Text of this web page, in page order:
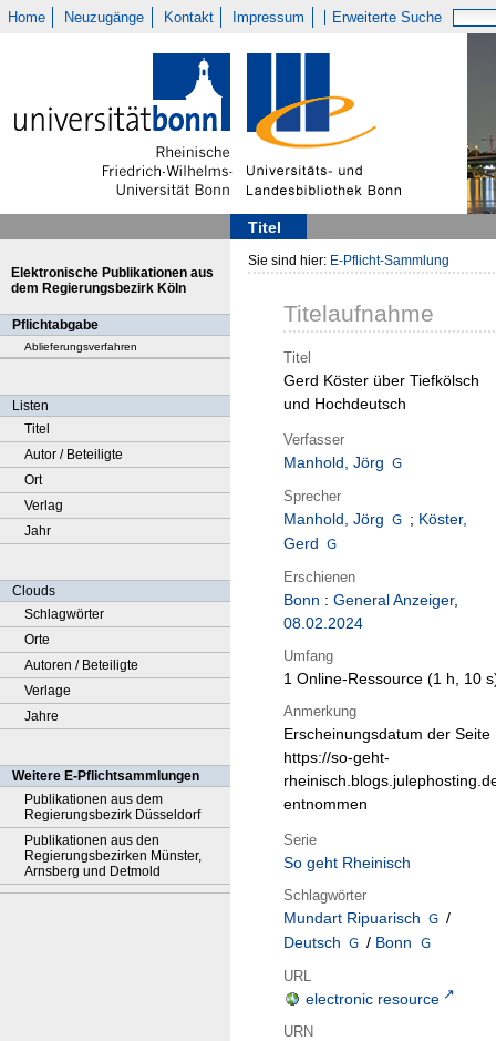
Home Neuzugänge Kontakt Impressum Erweiterte Suche
Titel
Elektronische Publikationen aus
dem Regierungsbezirk Köln
Pflichtabgabe
Ablieferungsverfahren
Listen
Titel
Autor / Beteiligte
Ort
Verlag
Jahr
Clouds
Schlagwörter
Orte
Autoren / Beteiligte
Verlage
Jahre
Weitere E-Pflichtsammlungen
Publikationen aus dem
Regierungsbezirk Düsseldorf
Publikationen aus den
Regierungsbezirken Münster,
Arnsberg und Detmold
Sie sind hier: E-Pflicht-Sammlung
Titelaufnahme
Titel
Gerd Köster über Tiefkölsch
und Hochdeutsch
Verfasser
Manhold, Jörg
Sprecher
Manhold, Jörg ; Köster,
Gerd
Erschienen
Bonn : General Anzeiger,
08.02.2024
Umfang
1 Online-Ressource (1 h, 10
Anmerkung
Erscheinungsdatum der Seite
https://so-geht-
entnommen
Serie
So geht Rheinisch
Schlagwörter
Mundart Ripuarisch
/
Deutsch
/ Bonn
URL
electronic resource
URN